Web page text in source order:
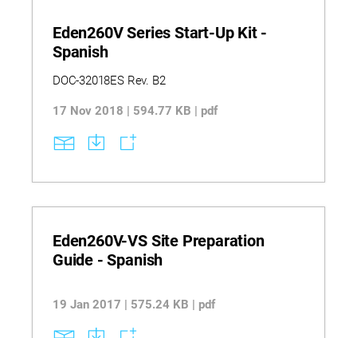
Eden260V Series Start-Up Kit -
Spanish
DOC-32018ES Rev. B2
17 Nov 2018 | 594.77 KB | pdf
Eden260V-VS Site Preparation
Guide - Spanish
19 Jan 2017 | 575.24 KB | pdf